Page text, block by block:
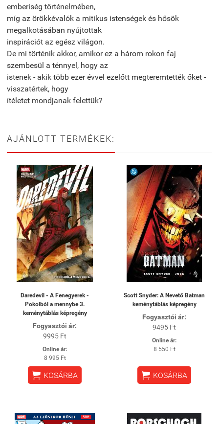
emberiség történelmében,
míg az örökkévalók a mitikus istenségek és hősök
megalkotásában nyújtottak
inspirációt az egész világon.
De mi történik akkor, amikor ez a három rokon faj
szembesül a ténnyel, hogy az
istenek - akik több ezer évvel ezelőtt megteremtették őket -
visszatértek, hogy
ítéletet mondjanak felettük?
AJÁNLOTT TERMÉKEK:
Daredevil - A Fenegyerek -
Pokolból a mennybe 3.
keménytáblás képregény
Fogyasztói ár:
9995 Ft
Online ár:
8 995 Ft
 KOSÁRBA
Scott Snyder: A Nevető Batman
keménytáblás képregény
Fogyasztói ár:
9495 Ft
Online ár:
8 550 Ft
 KOSÁRBA